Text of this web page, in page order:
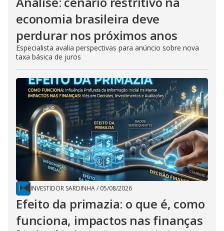
economia brasileira deve
perdurar nos próximos anos
Especialista avalia perspectivas para anúncio sobre nova
taxa básica de juros
INVESTIDOR SARDINHA/ 05/08/2026
Efeito da primazia: o que é, como
funciona, impactos nas finanças